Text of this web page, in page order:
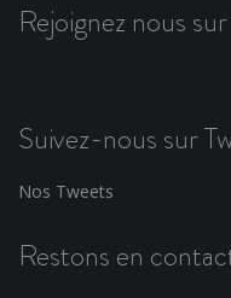
Rejoignez nous
Suivez-nous sur
Nos Tweets
Restons en